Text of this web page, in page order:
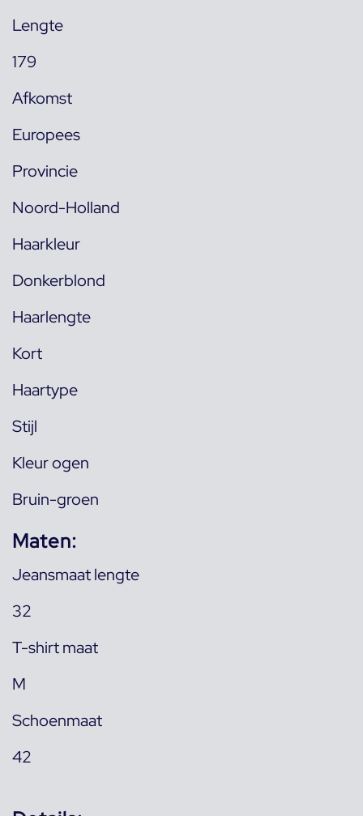
Lengte
179
Afkomst
Europees
Provincie
Noord-Holland
Haarkleur
Donkerblond
Haarlengte
Kort
Haartype
Stijl
Kleur ogen
Bruin-groen
Maten:
Jeansmaat lengte
32
T-shirt maat
M
Schoenmaat
42